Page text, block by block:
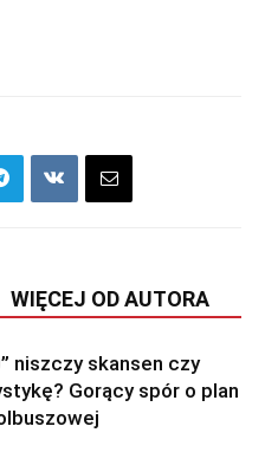
WIĘCEJ OD AUTORA
niszczy skansen czy
Gorący spór o plan